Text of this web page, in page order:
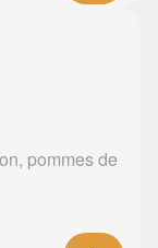
pommes de